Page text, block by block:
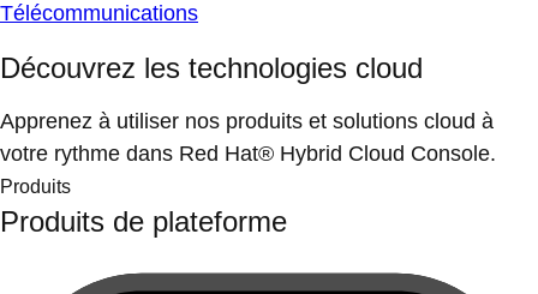
Télécommunications
Découvrez les technologies cloud
Apprenez à utiliser nos produits et solutions cloud à
votre rythme dans Red Hat® Hybrid Cloud Console.
Produits
Produits de plateforme